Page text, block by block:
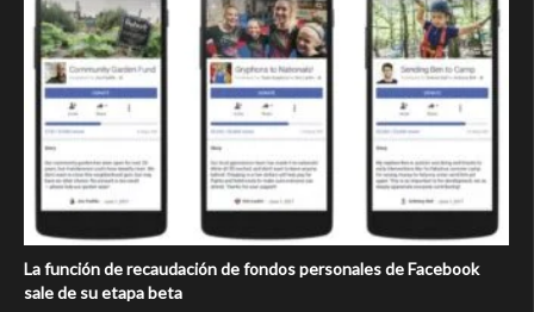
La función de recaudación de fondos personales de Facebook
sale de su etapa beta